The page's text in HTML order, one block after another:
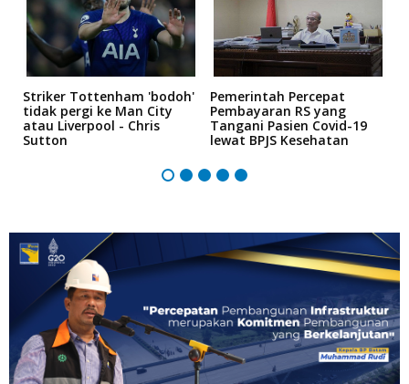
Striker Tottenham 'bodoh'
tidak pergi ke Man City
atau Liverpool - Chris
Sutton
Pemerintah Percepat
Pembayaran RS yang
Tangani Pasien Covid-19
lewat BPJS Kesehatan